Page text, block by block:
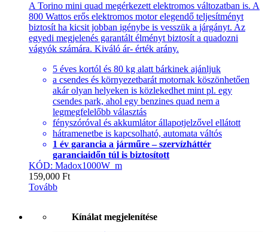
A Torino mini quad megérkezett elektromos változatban is. A
800 Wattos erős elektromos motor elegendő teljesítményt
biztosít ha kicsit jobban igénybe is vesszük a járgányt. Az
egyedi megjelenés garantált élményt biztosít a quadozni
vágyók számára. Kiváló ár- érték arány.
5 éves kortól és 80 kg alatt bárkinek ajánljuk
a csendes és környezetbarát motornak köszönhetően
akár olyan helyeken is közlekedhet mint pl. egy
csendes park, ahol egy benzines quad nem a
legmegfelelőbb választás
fényszóróval és akkumlátor állapotjelzővel ellátott
hátramenetbe is kapcsolható, automata váltós
1 év garancia a járműre – szervízháttér
garanciaidőn túl is biztosított
KÓD: Madox1000W_m
159,000 Ft
Tovább
Kínálat megjelenítése